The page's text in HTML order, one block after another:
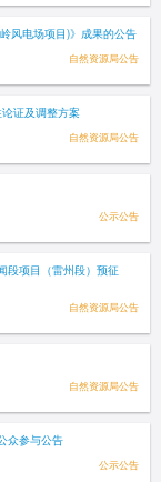
风电场项目)》成果的公告
自然资源局公告
证及调整方案
自然资源局公告
公示公告
段项目（雷州段）预征
自然资源局公告
自然资源局公告
众参与公告
公示公告